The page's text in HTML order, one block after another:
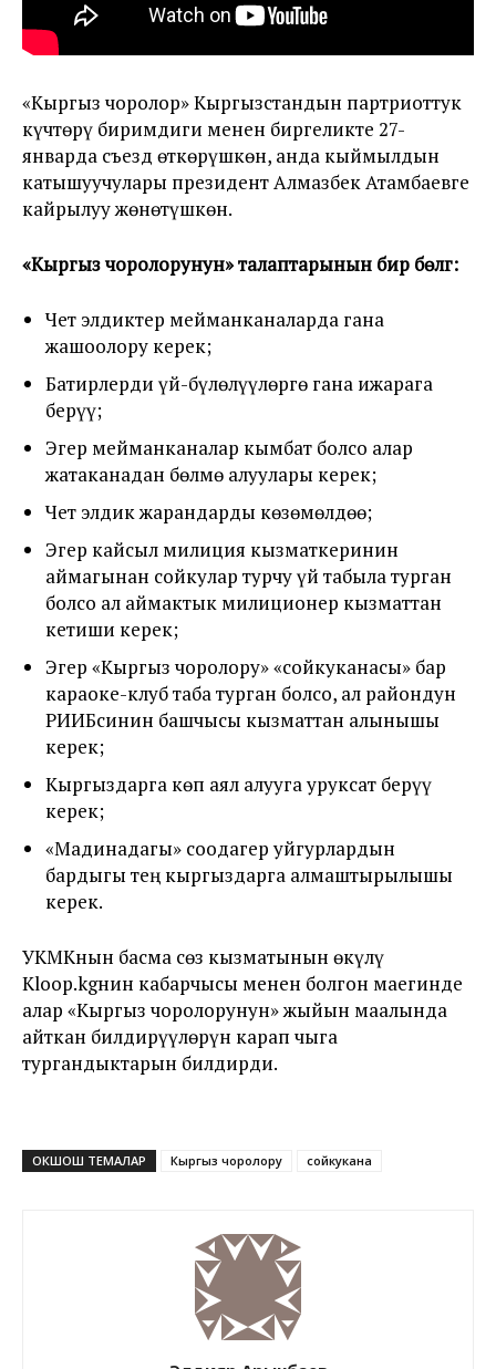
«Кыргыз чоролор» Кыргызстандын партриоттук
күчтөрү биримдиги менен биргеликте 27-
январда съезд өткөрүшкөн, анда кыймылдын
катышуучулары президент Алмазбек Атамбаевге
кайрылуу жөнөтүшкөн.
«Кыргыз чоролорунун» талаптарынын бир бөлүгү:
Чет элдиктер мейманканаларда гана
жашоолору керек;
Батирлерди үй-бүлөлүүлөргө гана ижарага
берүү;
Эгер мейманканалар кымбат болсо алар
жатаканадан бөлмө алуулары керек;
Чет элдик жарандарды көзөмөлдөө;
Эгер кайсыл милиция кызматкеринин
аймагынан сойкулар турчу үй табыла турган
болсо ал аймактык милиционер кызматтан
кетиши керек;
Эгер «Кыргыз чоролору» «сойкуканасы» бар
караоке-клуб таба турган болсо, ал райондун
РИИБсинин башчысы кызматтан алынышы
керек;
Кыргыздарга көп аял алууга уруксат берүү
керек;
«Мадинадагы» соодагер уйгурлардын
бардыгы тең кыргыздарга алмаштырылышы
керек.
УКМКнын басма сөз кызматынын өкүлү
Kloop.kgнин кабарчысы менен болгон маегинде
алар «Кыргыз чоролорунун» жыйын маалында
айткан билдирүүлөрүн карап чыга
тургандыктарын билдирди.
ОКШОШ ТЕМАЛАР Кыргыз чоролору сойкукана